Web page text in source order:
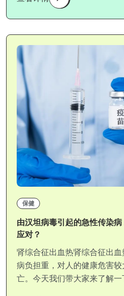
保健
由汉坦病毒引起的急性传染
应对？
肾综合征出血热肾综合征出
病负担重，对人的健康危害
亡。今天我们带大家来了解